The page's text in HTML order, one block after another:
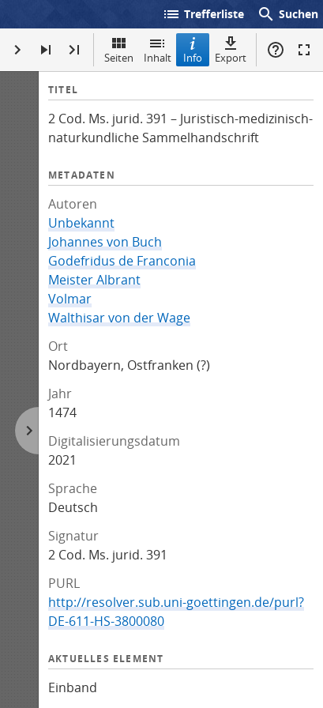
list Trefferliste search Suchen
Seiten Inhalt Info Export
I
f
o
TITEL
2 Cod. Ms. jurid. 391 – Juristisch-medizinisch-
naturkundliche Sammelhandschrift
METADATEN
Autoren
Unbekannt
Johannes von Buch
Godefridus de Franconia
Meister Albrant
Volmar
Walthisar von der Wage
Ort
Nordbayern, Ostfranken (?)
Jahr
1474
Digitalisierungsdatum
2021
Sprache
Deutsch
Signatur
2 Cod. Ms. jurid. 391
PURL
http://resolver.sub.uni-goettingen.de/purl?
DE-611-HS-3800080
AKTUELLES ELEMENT
Einband